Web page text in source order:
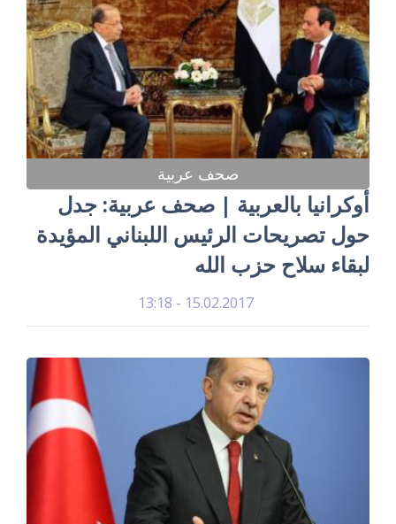
صحف عربية
أوكرانيا بالعربية | صحف عربية: جدل
حول تصريحات الرئيس اللبناني المؤيدة
لبقاء سلاح حزب الله
15.02.2017 - 13:18